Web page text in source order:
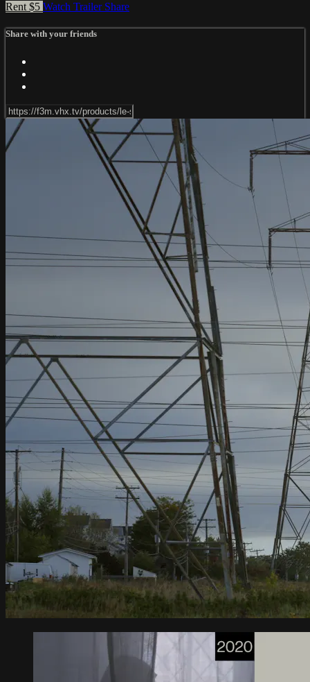
Rent $5 Watch Trailer Share
Share with your friends